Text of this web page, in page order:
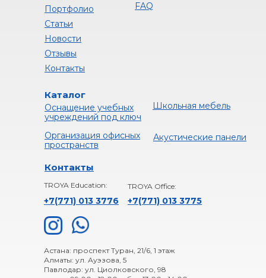
+7(771) 013 3776 +7(771) 013 3775
TROYA Education: TROYA Office:
Астана: проспект Туран, 21/6, 1 этаж
Алматы: ул. Ауэзова, 5
Павлодар: ул. Циолковского, 98
Каталог
Контакты
FAQ
Школьная мебель
Организация офисных
пространств
Акустические панели
Оснащение учебных
учреждений под ключ
Портфолио
Статьи
Новости
Отзывы
Контакты